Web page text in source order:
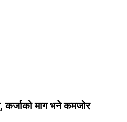
कर्जाको माग भने कमजोर